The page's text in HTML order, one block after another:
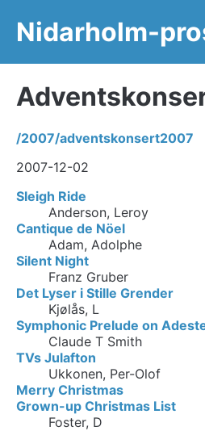
Nidarholm-
/2007/adventskonsert2007
2007-12-02
Sleigh Ride
Anderson, Leroy
Cantique de Nöel
Adam, Adolphe
Silent Night
Franz Gruber
Det Lyser i Stille Grender
Kjølås, L
Symphonic Prelude on
Claude T Smith
TVs Julafton
Ukkonen, Per-Olof
Merry Christmas
Grown-up Christmas List
Foster, D